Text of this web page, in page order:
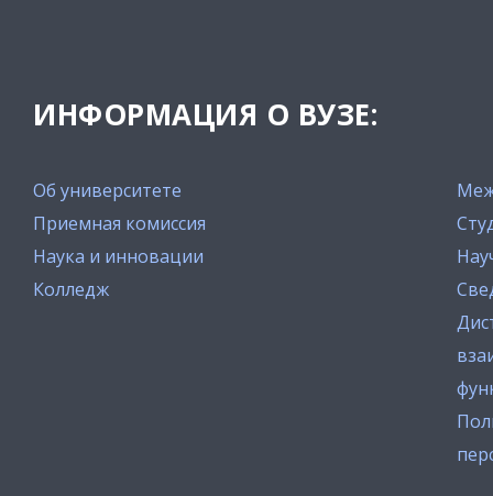
ИНФОРМАЦИЯ О ВУЗЕ:
Об университете
Приемная комиссия
Наука и инновации
Колледж